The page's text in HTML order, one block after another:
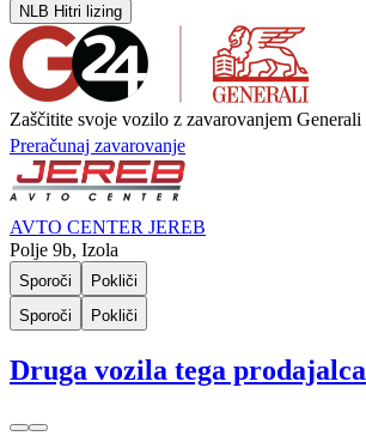
NLB Hitri lizing
Zaščitite svoje vozilo z zavarovanjem Generali
Preračunaj zavarovanje
AVTO CENTER JEREB
Polje 9b, Izola
Sporoči
Pokliči
Sporoči
Pokliči
Druga vozila tega prodajalca